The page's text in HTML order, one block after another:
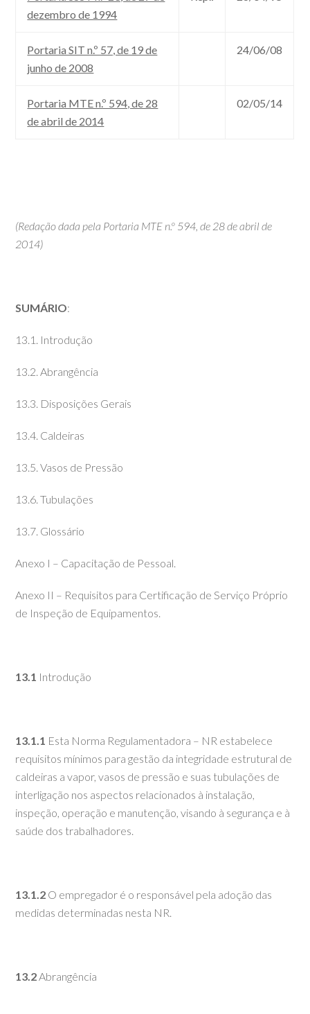
dezembro de 1994
Portaria SIT n.º 57, de 19 de
junho de 2008
24/06/08
Portaria MTE n.º 594, de 28
de abril de 2014
02/05/14
(Redação dada pela Portaria MTE n.º 594, de 28 de abril de
2014)
SUMÁRIO:
13.1. Introdução
13.2. Abrangência
13.3. Disposições Gerais
13.4. Caldeiras
13.5. Vasos de Pressão
13.6. Tubulações
13.7. Glossário
Anexo I – Capacitação de Pessoal.
Anexo II – Requisitos para Certificação de Serviço Próprio
de Inspeção de Equipamentos.
13.1 Introdução
13.1.1 Esta Norma Regulamentadora – NR estabelece
requisitos mínimos para gestão da integridade estrutural de
caldeiras a vapor, vasos de pressão e suas tubulações de
interligação nos aspectos relacionados à instalação,
inspeção, operação e manutenção, visando à segurança e à
saúde dos trabalhadores.
13.1.2 O empregador é o responsável pela adoção das
medidas determinadas nesta NR.
13.2Abrangência